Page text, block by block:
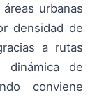
urbanas
densidad de
a rutas
dinámica de
conviene